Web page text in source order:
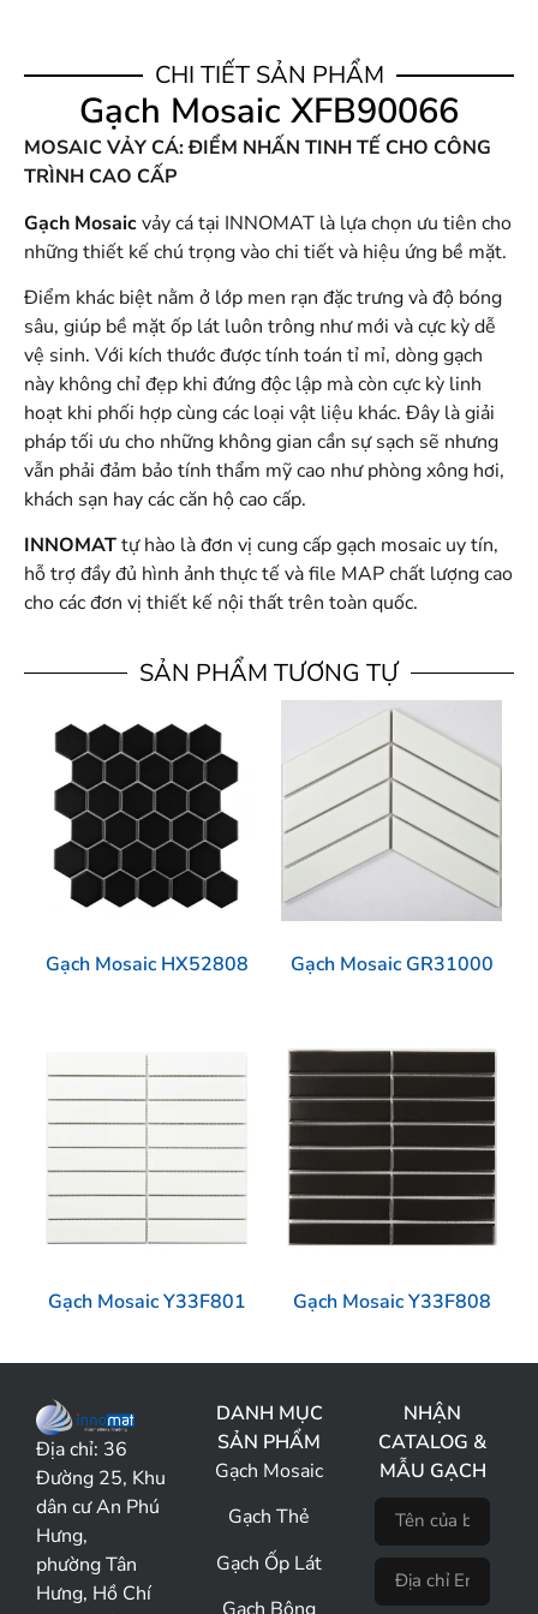
CHI TIẾT SẢN PHẨM
Gạch Mosaic XFB90066
MOSAIC VẢY CÁ: ĐIỂM NHẤN TINH TẾ CHO CÔNG
TRÌNH CAO CẤP
Gạch Mosaicvảy cá tại INNOMAT là lựa chọn ưu tiên cho
những thiết kế chú trọng vào chi tiết và hiệu ứng bề mặt.
Điểm khác biệt nằm ở lớp men rạn đặc trưng và độ bóng
sâu, giúp bề mặt ốp lát luôn trông như mới và cực kỳ dễ
vệ sinh. Với kích thước được tính toán tỉ mỉ, dòng gạch
này không chỉ đẹp khi đứng độc lập mà còn cực kỳ linh
hoạt khi phối hợp cùng các loại vật liệu khác. Đây là giải
pháp tối ưu cho những không gian cần sự sạch sẽ nhưng
vẫn phải đảm bảo tính thẩm mỹ cao như phòng xông hơi,
khách sạn hay các căn hộ cao cấp.
INNOMATtự hào là đơn vị cung cấp gạch mosaic uy tín,
hỗ trợ đầy đủ hình ảnh thực tế và file MAP chất lượng cao
cho các đơn vị thiết kế nội thất trên toàn quốc.
SẢN PHẨM TƯƠNG TỰ
Gạch Mosaic HX52808 Gạch Mosaic GR31000
Gạch Mosaic Y33F801 Gạch Mosaic Y33F808
Địa chỉ: 36
Đường 25, Khu
dân cư An Phú
Hưng,
phường Tân
Hưng, Hồ Chí
DANH MỤC
SẢN PHẨM
Gạch Mosaic
Gạch Thẻ
Gạch Ốp Lát
NHẬN
CATALOG &
MẪU GẠCH